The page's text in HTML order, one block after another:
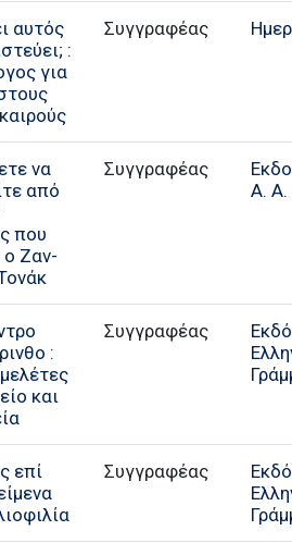
αυτός
:
για
Συγγραφέας
να
από
που
ο Ζαν-
Συγγραφέας
Α. Α.
:
και
Συγγραφέας
επί
Συγγραφέας